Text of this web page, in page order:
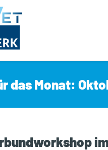
das Monat: